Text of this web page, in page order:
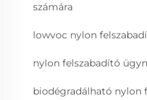
számára
lowvoc nylon
nylon felszabadító
biodégradálható nylon